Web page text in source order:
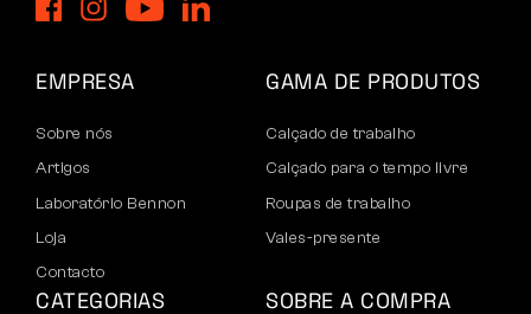
EMPRESA
Sobre nós
Artigos
Laboratório Bennon
Loja
Contacto
GAMA DE PRODUTOS
Calçado de trabalho
Calçado para o tempo livre
Roupas de trabalho
Vales-presente
CATEGORIAS
SOBRE A COMPRA